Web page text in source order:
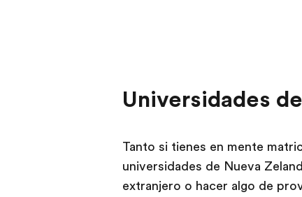
Universidades
Tanto si tienes en mente
universidades de Nueva
extranjero o hacer algo de